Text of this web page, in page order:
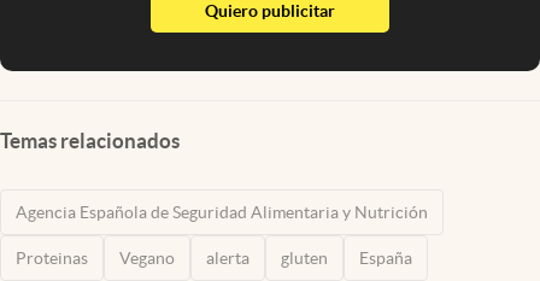
Quiero publicitarabre en nueva pestaña
Temas relacionados
Agencia Española de Seguridad Alimentaria y Nutrición
Proteinas Vegano alerta gluten España